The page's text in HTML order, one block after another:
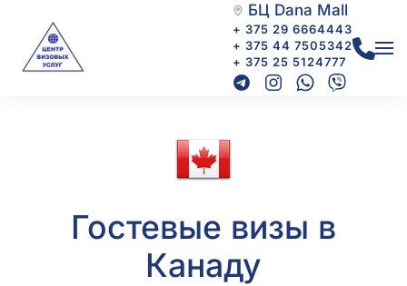
БЦ Dana Mall
+ 375 29 6664443
+ 375 44 7505342
+ 375 25 5124777
Гостевые визы в
Канаду